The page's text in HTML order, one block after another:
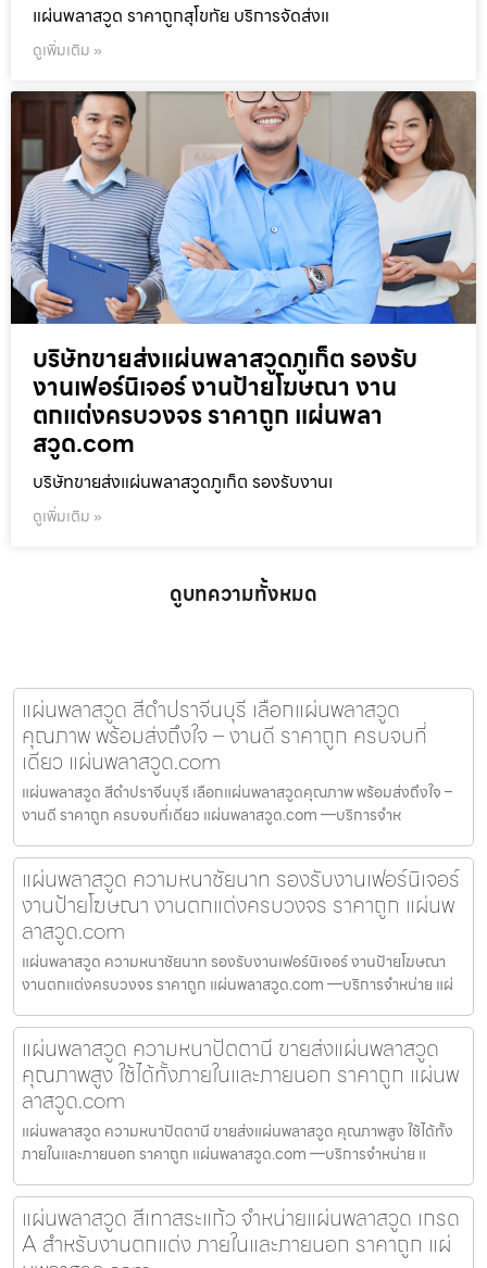
แผ่นพลาสวูด ราคาถูกสุโขทัย บริการจัดส่งแ
ดูเพิ่มเติม »
บริษัทขายส่งแผ่นพลาสวูดภูเก็ต รองรับ
งานเฟอร์นิเจอร์ งานป้ายโฆษณา งาน
ตกแต่งครบวงจร ราคาถูก แผ่นพลา
สวูด.com
บริษัทขายส่งแผ่นพลาสวูดภูเก็ต รองรับงานเ
ดูเพิ่มเติม »
ดูบทความทั้งหมด
แผ่นพลาสวูด สีดำปราจีนบุรี เลือกแผ่นพลาสวูด
คุณภาพ พร้อมส่งถึงใจ – งานดี ราคาถูก ครบจบที่
เดียว แผ่นพลาสวูด.com
แผ่นพลาสวูด สีดำปราจีนบุรี เลือกแผ่นพลาสวูดคุณภาพ พร้อมส่งถึงใจ –
งานดี ราคาถูก ครบจบที่เดียว แผ่นพลาสวูด.com —บริการจำห
แผ่นพลาสวูด ความหนาชัยนาท รองรับงานเฟอร์นิเจอร์
งานป้ายโฆษณา งานตกแต่งครบวงจร ราคาถูก แผ่นพ
ลาสวูด.com
แผ่นพลาสวูด ความหนาชัยนาท รองรับงานเฟอร์นิเจอร์ งานป้ายโฆษณา
งานตกแต่งครบวงจร ราคาถูก แผ่นพลาสวูด.com —บริการจำหน่าย แผ่
แผ่นพลาสวูด ความหนาปัตตานี ขายส่งแผ่นพลาสวูด
คุณภาพสูง ใช้ได้ทั้งภายในและภายนอก ราคาถูก แผ่นพ
ลาสวูด.com
แผ่นพลาสวูด ความหนาปัตตานี ขายส่งแผ่นพลาสวูด คุณภาพสูง ใช้ได้ทั้ง
ภายในและภายนอก ราคาถูก แผ่นพลาสวูด.com —บริการจำหน่าย แ
แผ่นพลาสวูด สีเทาสระแก้ว จำหน่ายแผ่นพลาสวูด เกรด
A สำหรับงานตกแต่ง ภายในและภายนอก ราคาถูก แผ่